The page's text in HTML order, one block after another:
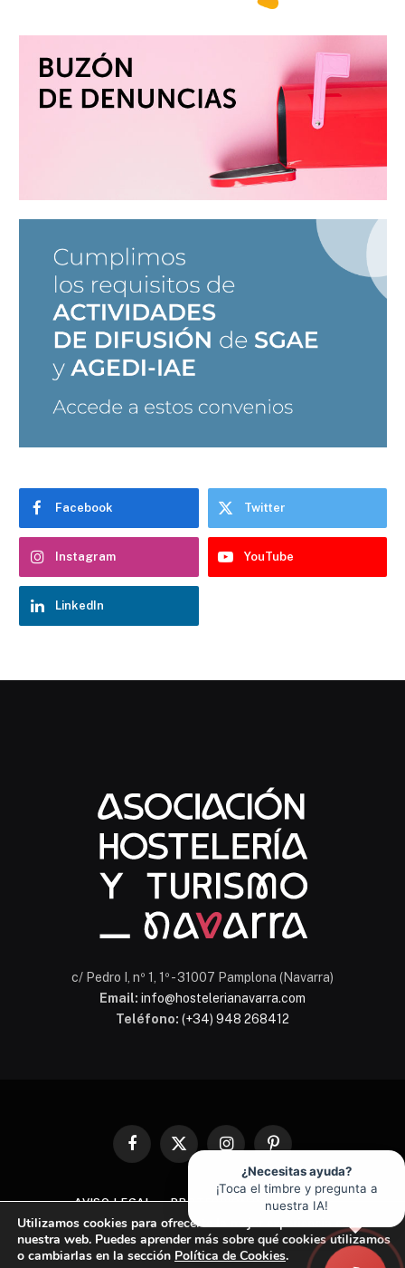
Facebook Twitter
Instagram YouTube
LinkedIn
¿Necesitas ayuda?
¡Toca el timbre y pregunta a
nuestra IA!
Chatbot Hostelería Navarra
En línea
c/ Pedro I, nº 1, 1º - 31007 Pamplona (Navarra)
Email: info@hostelerianavarra.com
Teléfono: (+34) 948 268412
Facebook
X
(Twitter)
InstagramPinterest
AVISO LEGAL PROTECCIÓN DE DATOS
POLÍTICA DE COOKIES
Utilizamos cookies para ofrecerte la mejor experiencia en
nuestra web. Puedes aprender más sobre qué cookies utilizamos
o cambiarlas en la sección Política de Cookies.